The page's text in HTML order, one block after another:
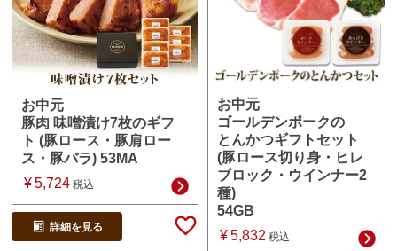
お中元
豚肉 味噌漬け7枚のギフ
ト (豚ロース・豚肩ロー
ス・豚バラ) 53MA
¥ 5,724 税込
詳細を見る
お中元
ゴールデンポークの
とんかつギフトセット
(豚ロース切り身・ヒレ
ブロック・ウインナー2
種)
54GB
¥5,832 税込